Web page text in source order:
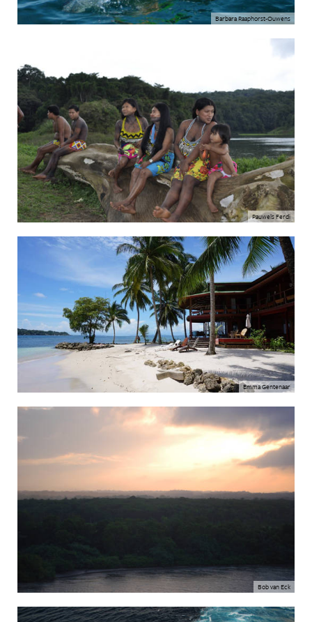
Barbara Raaphorst-Ouwens
Pauwels Ferdi
Emma Gentenaar
Bob van Eck